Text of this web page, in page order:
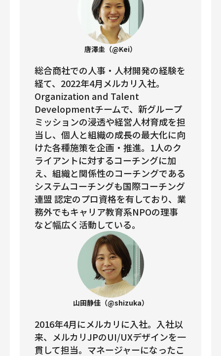
唐澤圭（@Kei）
総合商社での人事・人材開発の経験を
経て、2022年4月メルカリ入社。
Organization and Talent
Developmentチームで、新グループ
ミッションの浸透や経営人材育成を担
当し、個人と組織の成長の最大化に向
けた各種施策を企画・推進。1人のク
ライアントに対するコーチングに加
え、組織と関係性のコーチングである
システムコーチングも国際コーチング
連盟 認定のプロ資格を有しており、業
務外でもキャリア教育系NPOの理事
など幅広く活動している。
山田静佳（@shizuka）
2016年4月にメルカリに入社。入社以
来、メルカリJPのUI/UXデザインを一
貫して担当。マネージャーになったこ